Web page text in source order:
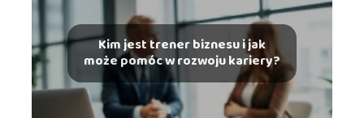
Kim jest trener biznesu i jak
może pomóc w rozwoju kariery?